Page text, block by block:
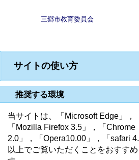
三郷市教育委員会
サイトの使い方
推奨する環境
当サイトは、「Microsoft Edge」，
「Mozilla Firefox 3.5」，「Chrome
2.0」，「Opera10.00」，「safari
以上でご覧いただくことをおすすめ